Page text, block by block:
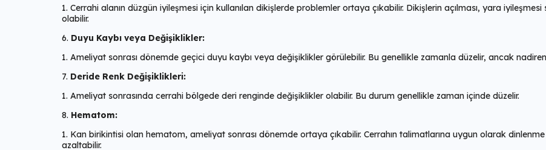
Cerrahi alanın düzgün iyileşmesi için kullanılan dikişlerde problemler ortaya çıkabilir. Dikişlerin açılması, yara
olabilir.
Duyu Kaybı veya Değişiklikler:
Ameliyat sonrası dönemde geçici duyu kaybı veya değişiklikler görülebilir. Bu genellikle zamanla düzelir, ancak nadiren
Deride Renk Değişiklikleri:
Ameliyat sonrasında cerrahi bölgede deri renginde değişiklikler olabilir. Bu durum genellikle zaman içinde düzelir.
Hematom:
Kan birikintisi olan hematom, ameliyat sonrası dönemde ortaya çıkabilir. Cerrahın talimatlarına uygun olarak
azaltabilir.